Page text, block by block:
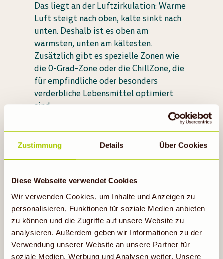
Zustimmung Details Über Cookies
Diese Webseite verwendet Cookies
Wir verwenden Cookies, um Inhalte und Anzeigen zu
personalisieren, Funktionen für soziale Medien anbieten
zu können und die Zugriffe auf unsere Website zu
analysieren. Außerdem geben wir Informationen zu der
Verwendung unserer Website an unsere Partner für
soziale Medien, Werbung und Analysen weiter. Unsere
Das liegt an der Luftzirkulation: Warme
Luft steigt nach oben, kalte sinkt nach
unten. Deshalb ist es oben am
wärmsten, unten am kältesten.
Zusätzlich gibt es spezielle Zonen wie
die 0-Grad-Zone oder die ChillZone, die
für empfindliche oder besonders
verderbliche Lebensmittel optimiert
sind.
Lebensmittel hat seine
Wohlfühltemperatur. Wird es zu warm
schneller. Wer die Klimazonen im
Kühlschrank kennt und nutzt, kann
Lebensmittelabfälle vermeiden und
länger genießen.